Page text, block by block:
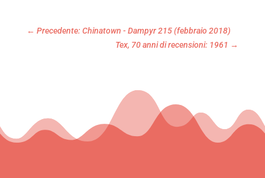
← Precedente: Chinatown - Dampyr 215 (febbraio 2018)
Tex, 70 anni di recensioni: 1961 →